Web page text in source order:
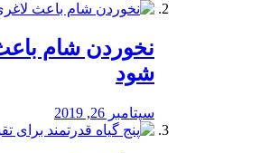
نخوردن شام
‌شود
سپتامبر 26, 2019